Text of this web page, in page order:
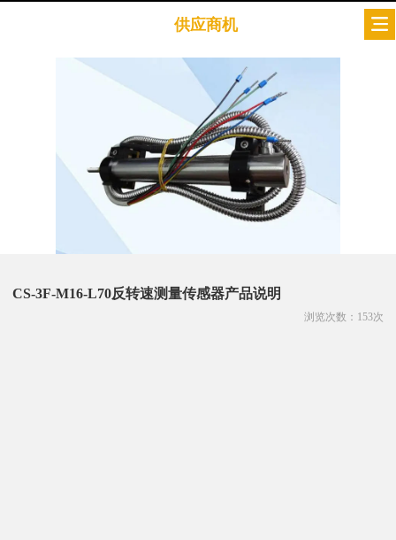
供应商机
CS-3F-M16-L70反转速测量传感器产品说明
浏览次数： 153次